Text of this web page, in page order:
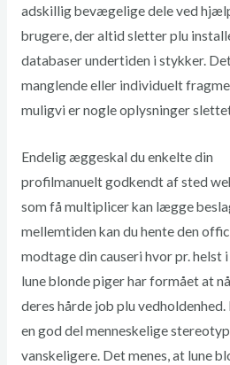
adskillig bevægelige dele ved
brugere, der altid sletter plu
databaser undertiden i stykker.
manglende eller individuelt
muligvi er nogle oplysninger
Endelig æggeskal du enkelte din
profilmanuelt godkendt af sted
som få multiplicer kan lægge
mellemtiden kan du hente den
modtage din causeri hvor pr. helst
lune blonde piger har formået at
deres hårde job plu vedholdenhed.
en god del menneskelige
vanskeligere. Det menes, at lune